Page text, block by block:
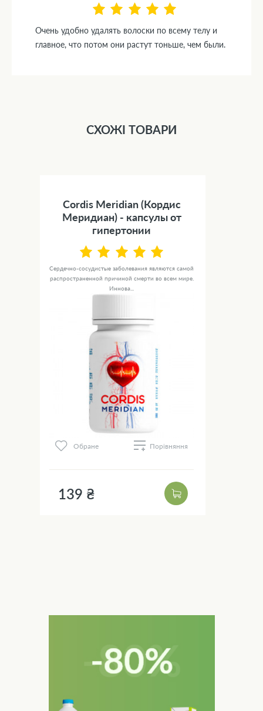
Очень удобно удалять волоски по всему телу и
главное, что потом они растут тоньше, чем были.
СХОЖІ ТОВАРИ
Cordis Meridian (Кордис
Меридиан) - капсулы от
гипертонии
Сердечно-сосудистые заболевания являются самой
распространенной причиной смерти во всем мире.
Иннова...
Обране Порівняння
139 ₴